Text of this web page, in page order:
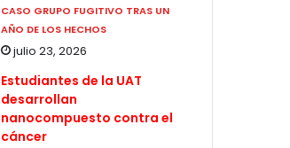
CASO GRUPO FUGITIVO TRAS UN
AÑO DE LOS HECHOS
julio 23, 2026
Estudiantes de la UAT
desarrollan
nanocompuesto contra el
cáncer